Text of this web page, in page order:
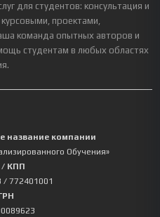
для студентов: консультация и
проектами,
команда опытных авторов и
студентам в любых областях
название компании
Обучения»
КПП
/ 772401001